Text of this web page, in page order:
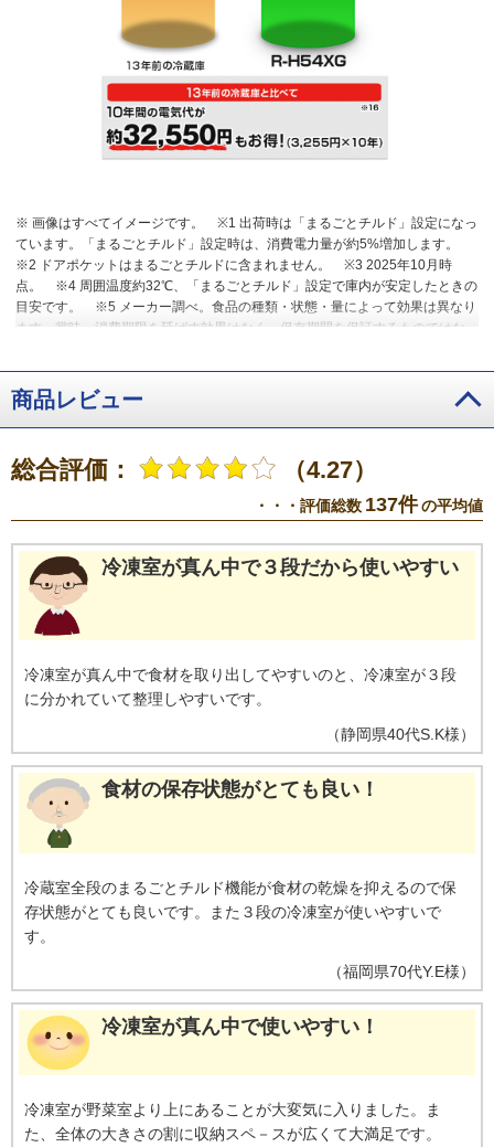
※ 画像はすべてイメージです。
※1 出荷時は「まるごとチルド」設定になっ
ています。「まるごとチルド」設定時は、消費電力量が約5%増加します。
※2 ドアポケットはまるごとチルドに含まれません。
※3 2025年10月時
点。
※4 周囲温度約32℃、「まるごとチルド」設定で庫内が安定したときの
目安です。
※5 メーカー調べ。食品の種類・状態・量によって効果は異なり
ます。賞味・消費期限を延ばす効果はなく、保存期間を保証するものではな
とをおすすめします。賞味・消費期限を延ばす効果はなく、表記の保存期間
を保証するものではありません。
※7 メーカー調べ。新鮮な食材を保存した
場合。食品の種類・状態・量によって効果が異なります。
※8 賞味・消費期
限を延ばす効果はなく、表記の保存期間を保証するものではありません。
※9 2025年10月時点。
※10 [霜ブロックスペース]は冷凍室下段1,2段目。メ
ーカー調べ。冷蔵庫の使用状況や、食品の種類・状態・量・包装状態などに
※11 冷凍室下段2段目（霜ブロック、冷凍標準
設定）と冷凍室下段3段目（通常冷凍、冷凍標準設定）との比較。室温約
間冷凍保存。保存後トレイから取り出した合いびき肉の質量減少率を測定。2
段目：1.8％、3段目：4.7％
※12 メーカー調べ。食品の種類・状態・量によ
って効果は異なります。
間を保証するものではない。室温約20℃、うるおい野菜室下段スペースに収
納可能な量の野菜をラップなし、ドア開閉なしで7日間保存。うるおい野菜室
未搭載冷蔵庫にも容積比で同程度の野菜を収納。
※14 カゴ33Lで算出。
※15 電気料金目安単価31円/kWh（税込）をもとに算出。
※16 環境省「省
エネ製品買換ナビゲーションしんきゅうさん」のデータをもとに算出。
商品レビュー
総合評価： （4.27）
・・・評価総数 137件の平均値
冷凍室が真ん中で３段だから使いやすい
冷凍室が真ん中で食材を取り出してやすいのと、冷凍室が３段
に分かれていて整理しやすいです。
（静岡県40代S.K様）
食材の保存状態がとても良い！
冷蔵室全段のまるごとチルド機能が食材の乾燥を抑えるので保
存状態がとても良いです。また３段の冷凍室が使いやすいで
す。
（福岡県70代Y.E様）
冷凍室が真ん中で使いやすい！
冷凍室が野菜室より上にあることが大変気に入りました。ま
た、全体の大きさの割に収納スペ－スが広くて大満足です。